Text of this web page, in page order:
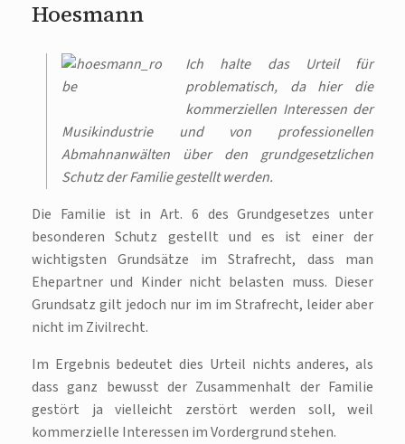
Hoesmann
Ich halte das Urteil für
problematisch, da hier die
kommerziellen Interessen der
Musikindustrie und von professionellen
Abmahnanwälten über den grundgesetzlichen
Schutz der Familie gestellt werden.
Die Familie ist in Art. 6 des Grundgesetzes unter
besonderen Schutz gestellt und es ist einer der
wichtigsten Grundsätze im Strafrecht, dass man
Ehepartner und Kinder nicht belasten muss. Dieser
Grundsatz gilt jedoch nur im im Strafrecht, leider aber
nicht im Zivilrecht.
Im Ergebnis bedeutet dies Urteil nichts anderes, als
dass ganz bewusst der Zusammenhalt der Familie
gestört ja vielleicht zerstört werden soll, weil
kommerzielle Interessen im Vordergrund stehen.